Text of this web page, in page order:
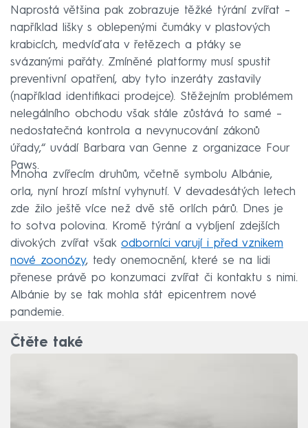
Naprostá většina pak zobrazuje těžké týrání zvířat –
například lišky s oblepenými čumáky v plastových
krabicích, medvíďata v řetězech a ptáky se
svázanými pařáty. Zmíněné platformy musí spustit
preventivní opatření, aby tyto inzeráty zastavily
(například identifikaci prodejce). Stěžejním problémem
nelegálního obchodu však stále zůstává to samé –
nedostatečná kontrola a nevynucování zákonů
úřady,“ uvádí Barbara van Genne z organizace Four
Paws.
Mnoha zvířecím druhům, včetně symbolu Albánie,
orla, nyní hrozí místní vyhynutí. V devadesátých letech
zde žilo ještě více než dvě stě orlích párů. Dnes je
to sotva polovina. Kromě týrání a vybíjení zdejších
divokých zvířat však odborníci varují i před vznikem
nové zoonózy, tedy onemocnění, které se na lidi
přenese právě po konzumaci zvířat či kontaktu s nimi.
Albánie by se tak mohla stát epicentrem nové
pandemie.
Čtěte také